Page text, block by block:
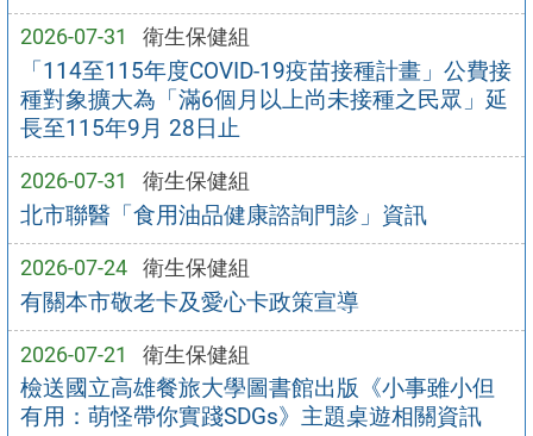
2026-07-31 衛生保健組
「114至115年度COVID-19疫苗接種計畫」公費接
種對象擴大為「滿6個月以上尚未接種之民眾」延
長至115年9月 28日止
2026-07-31 衛生保健組
北市聯醫「食用油品健康諮詢門診」資訊
2026-07-24 衛生保健組
有關本市敬老卡及愛心卡政策宣導
2026-07-21 衛生保健組
檢送國立高雄餐旅大學圖書館出版《小事雖小但
有用：萌怪帶你實踐SDGs》主題桌遊相關資訊